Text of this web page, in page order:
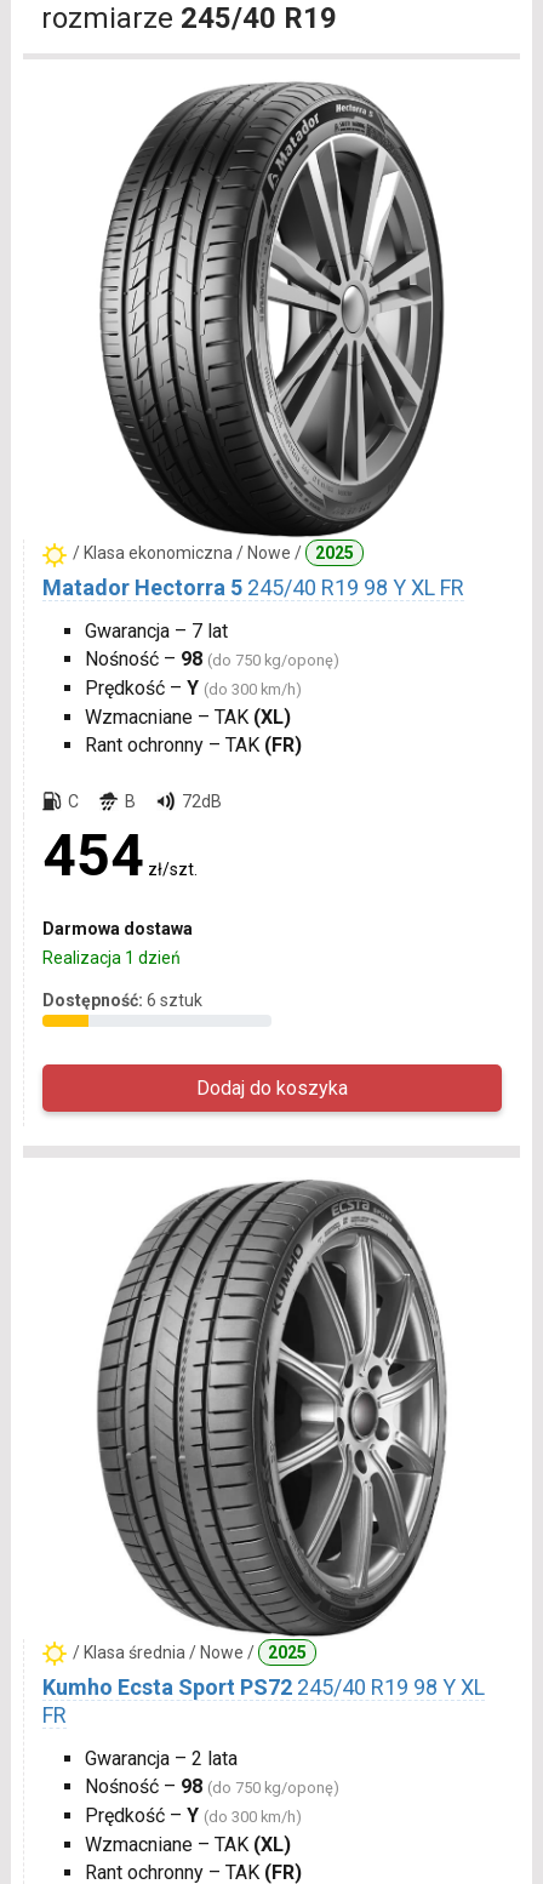
rozmiarze 245/40 R19
/ Klasa ekonomiczna / Nowe / 2025
Matador Hectorra 5 245/40 R19 98 Y XL FR
Gwarancja – 7 lat
Nośność – 98 (do 750 kg/oponę)
Prędkość – Y (do 300 km/h)
Wzmacniane – TAK (XL)
Rant ochronny – TAK (FR)
C B 72dB
454 zł/szt.
Darmowa dostawa
Realizacja 1 dzień
Dostępność: 6 sztuk
/ Klasa średnia / Nowe / 2025
Kumho Ecsta Sport PS72 245/40 R19 98 Y XL
FR
Gwarancja – 2 lata
Nośność – 98 (do 750 kg/oponę)
Prędkość – Y (do 300 km/h)
Wzmacniane – TAK (XL)
Rant ochronny – TAK (FR)